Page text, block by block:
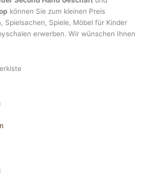
können Sie zum kleinen Preis
Spiel­sachen, Spiele, Möbel für Kinder
erwerben. Wir wünschen Ihnen